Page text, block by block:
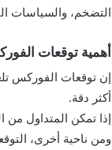
التضخم، والسياسات
أهمية توقعات
إن توقعات الفوركس
أكثر دقة.
إذا تمكن المتداول من
ومن ناحية أخرى،